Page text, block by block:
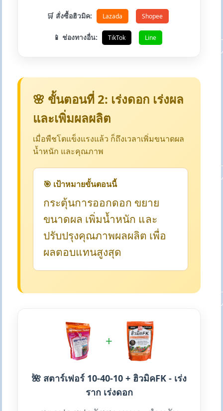
🛒 สั่งซื้อฮิวมิค: Lazada Shopee
📱 ช่องทางอื่น: TikTok Line
🌸 ขั้นตอนที่ 2: เร่งดอก เร่งผล
และเพิ่มผลผลิต
เมื่อพืชโตแข็งแรงแล้ว ก็ถึงเวลาเพิ่มขนาดผล
น้ำหนัก และคุณภาพ
🎯 เป้าหมายขั้นตอนนี้
กระตุ้นการออกดอก ขยาย
ขนาดผล เพิ่มน้ำหนัก และ
ปรับปรุงคุณภาพผลผลิต เพื่อ
ผลตอบแทนสูงสุด
+
🌺 สตาร์เฟอร์ 10-40-10 + ฮิวมิคFK - เร่ง
ราก เร่งดอก